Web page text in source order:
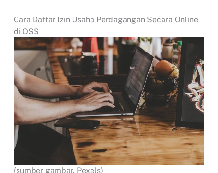
Cara Daftar Izin Usaha Perdagangan Secara Online
di OSS
(sumber gambar. Pexels)